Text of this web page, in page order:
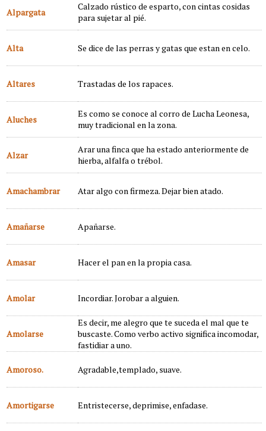
Alpargata
Calzado rústico de esparto, con cintas cosidas
para sujetar al pié.
Alta Se dice de las perras y gatas que estan en celo.
Altares Trastadas de los rapaces.
Aluches
Es como se conoce al corro de Lucha Leonesa,
muy tradicional en la zona.
Alzar
Arar una finca que ha estado anteriormente de
hierba, alfalfa o trébol.
Amachambrar Atar algo con firmeza. Dejar bien atado.
Amañarse Apañarse.
Amasar Hacer el pan en la propia casa.
Amolar Incordiar. Jorobar a alguien.
Amolarse
Es decir, me alegro que te suceda el mal que te
buscaste. Como verbo activo significa incomodar,
fastidiar a uno.
Amoroso. Agradable,templado, suave.
Amortigarse Entristecerse, deprimise, enfadase.